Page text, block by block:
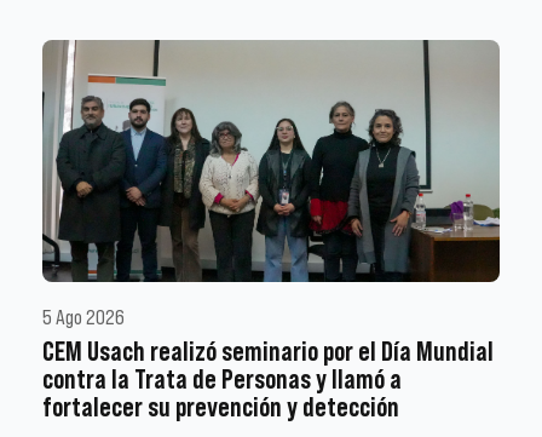
5 Ago 2026
CEM Usach realizó seminario por el Día Mundial
contra la Trata de Personas y llamó a
fortalecer su prevención y detección